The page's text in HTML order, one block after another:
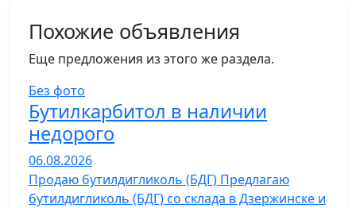
Похожие объявления
Еще предложения из этого же раздела.
Без фото
Бутилкарбитол в наличии
недорого
06.08.2026
Продаю бутилдигликоль (БДГ) Предлагаю
бутилдигликоль (БДГ) со склада в Дзержинске и